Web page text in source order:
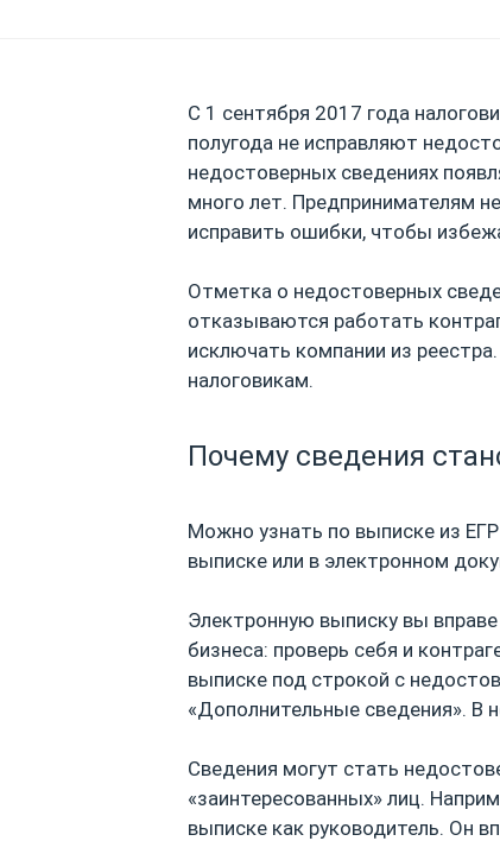
С 1 сентября 2017 года
полугода не исправляют
недостоверных сведениях
много лет. Предпринимателям
исправить ошибки, чтобы
Отметка о недостоверных
отказываются работать
исключать компании из
налоговикам.
Почему сведения
Можно узнать по выписке из
выписке или в электронном
Электронную выписку вы
бизнеса: проверь себя и
выписке под строкой с
«Дополнительные сведения». В
Сведения могут стать
«заинтересованных» лиц.
выписке как руководитель. Он